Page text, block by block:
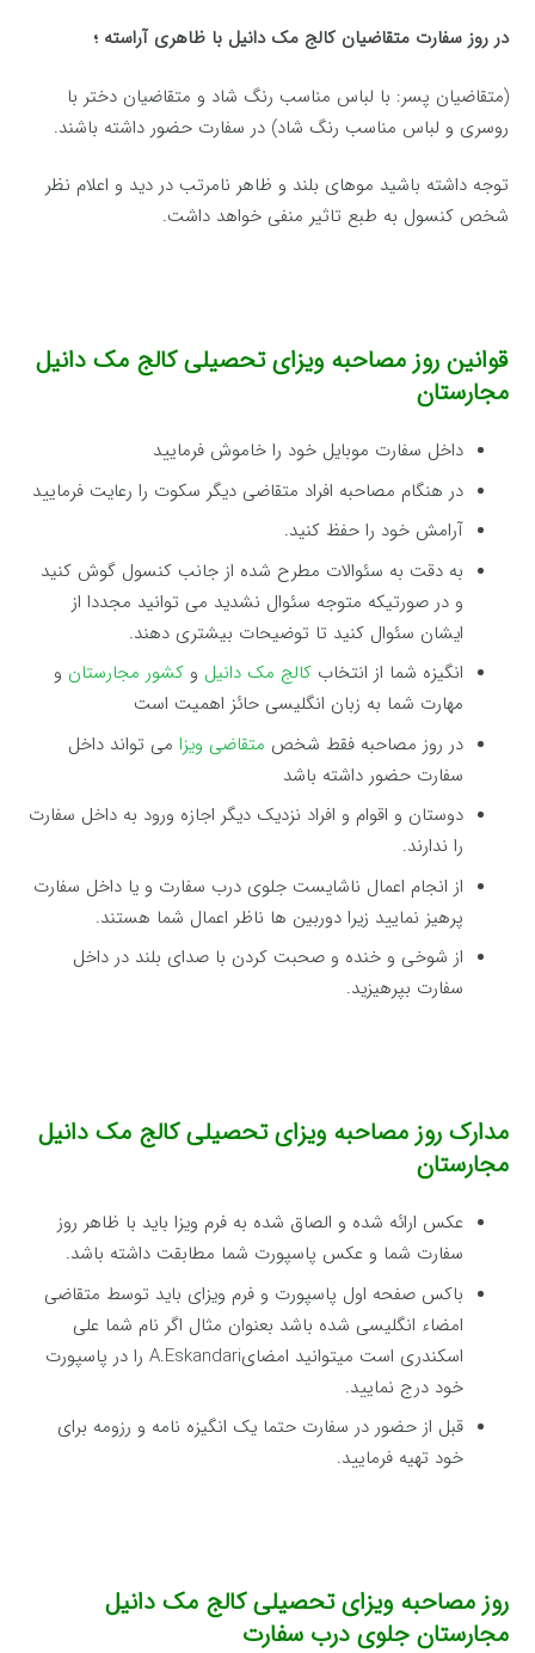
در روز سفارت متقاضیان کالج مک دانیل با ظاهری آراسته ؛
(متقاضیان پسر: با لباس مناسب رنگ شاد و متقاضیان دختر با
روسری و لباس مناسب رنگ شاد) در سفارت حضور داشته باشند.
توجه داشته باشید موهای بلند و ظاهر نامرتب در دید و اعلام نظر
شخص کنسول به طبع تاثیر منفی خواهد داشت.
قوانین روز مصاحبه ویزای تحصیلی کالج مک دانیل
مجارستان
داخل سفارت موبایل خود را خاموش فرمایید
در هنگام مصاحبه افراد متقاضی دیگر سکوت را رعایت فرمایید
آرامش خود را حفظ کنید.
به دقت به سئوالات مطرح شده از جانب کنسول گوش کنید
و در صورتیکه متوجه سئوال نشدید می توانید مجددا از
ایشان سئوال کنید تا توضیحات بیشتری دهند.
انگیزه شما از انتخاب کالج مک دانیل و کشور مجارستان و
مهارت شما به زبان انگلیسی حائز اهمیت است
در روز مصاحبه فقط شخص متقاضی ویزا می تواند داخل
سفارت حضور داشته باشد
دوستان و اقوام و افراد نزدیک دیگر اجازه ورود به داخل سفارت
را ندارند.
از انجام اعمال ناشایست جلوی درب سفارت و یا داخل سفارت
پرهیز نمایید زیرا دوربین ها ناظر اعمال شما هستند.
از شوخی و خنده و صحبت کردن با صدای بلند در داخل
سفارت بپرهیزید.
مدارک روز مصاحبه ویزای تحصیلی کالج مک دانیل
مجارستان
عکس ارائه شده و الصاق شده به فرم ویزا باید با ظاهر روز
سفارت شما و عکس پاسپورت شما مطابقت داشته باشد.
باکس صفحه اول پاسپورت و فرم ویزای باید توسط متقاضی
امضاء انگلیسی شده باشد بعنوان مثال اگر نام شما علی
اسکندری است میتوانید امضایA.Eskandari را در پاسپورت
خود درج نمایید.
قبل از حضور در سفارت حتما یک انگیزه نامه و رزومه برای
خود تهیه فرمایید.
روز مصاحبه ویزای تحصیلی کالج مک دانیل
مجارستان جلوی درب سفارت